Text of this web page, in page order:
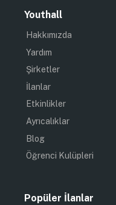
Youthall
Hakkımızda
Yardım
Şirketler
İlanlar
Etkinlikler
Ayrıcalıklar
Blog
Öğrenci Kulüpleri
Popüler İlanlar